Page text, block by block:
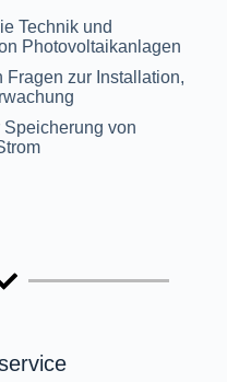
Technik und
Photovoltaikanlagen
Fragen zur Installation,
Speicherung von